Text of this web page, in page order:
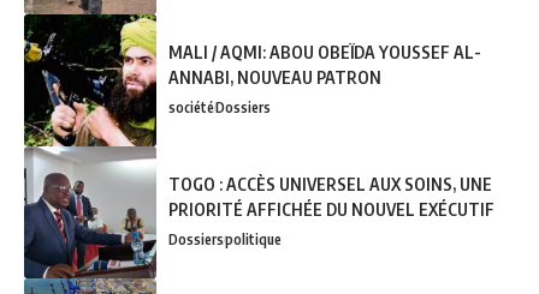
MALI / AQMI: ABOU OBEÏDA YOUSSEF AL-
ANNABI, NOUVEAU PATRON
sociétéDossiers
TOGO : ACCÈS UNIVERSEL AUX SOINS, UNE
PRIORITÉ AFFICHÉE DU NOUVEL EXÉCUTIF
Dossierspolitique